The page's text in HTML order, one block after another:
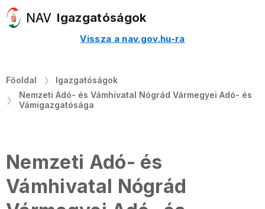
Igazgatóságok
Vissza a nav.gov.hu-ra
Főoldal
Igazgatóságok
Nemzeti Adó- és Vámhivatal Nógrád Vármegyei Adó- és
Vámigazgatósága
Nemzeti Adó- és
Vámhivatal Nógrád